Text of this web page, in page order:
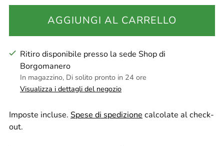
AGGIUNGI AL CARRELLO
Ritiro disponibile presso la sede Shop di
Borgomanero
In magazzino, Di solito pronto in 24 ore
Visualizza i dettagli del negozio
Imposte incluse. Spese di spedizione calcolate al check-
out.